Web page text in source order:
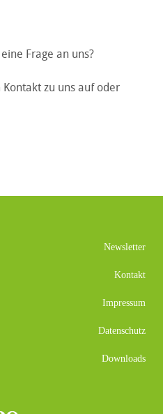
Frage an uns?
zu uns auf oder
Newsletter
Kontakt
Impressum
Datenschutz
Downloads